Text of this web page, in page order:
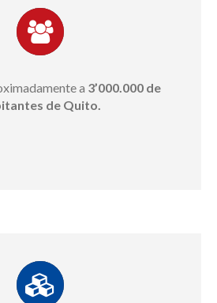
a 3’000.000 de
de Quito.